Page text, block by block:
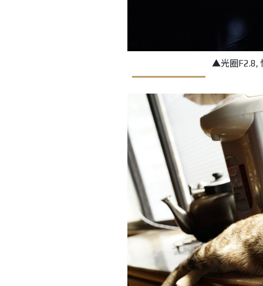
▲光圈F2.8,